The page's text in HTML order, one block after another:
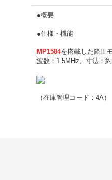
●概要
●仕様・機能
MP1584を搭載した降圧
波数：1.5MHz、寸法：
（在庫管理コード：4A）